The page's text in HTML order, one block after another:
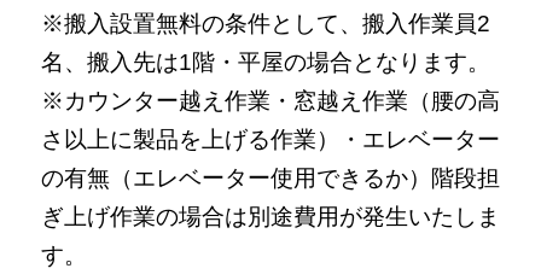
※搬入設置無料の条件として、搬入作業員2
名、搬入先は1階・平屋の場合となります。
※カウンター越え作業・窓越え作業（腰の高
さ以上に製品を上げる作業）・エレベーター
の有無（エレベーター使用できるか）階段担
ぎ上げ作業の場合は別途費用が発生いたしま
す。